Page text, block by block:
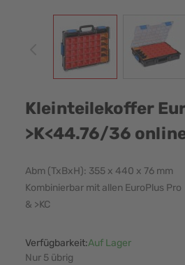
View
Kleinteilekoffer
>K<44.76/36
Abm (TxBxH): 355 x 440 x 76 mm
Kombinierbar mit allen EuroPlus Pro
& >KC
Verfügbarkeit:Auf Lager
Nur 5 übrig